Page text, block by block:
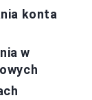
konta
w